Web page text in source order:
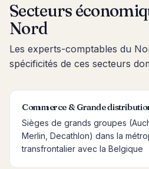
Secteurs
Nord
Les experts-comptables du
spécificités de ces secteurs
Commerce & Grande
Sièges de grands groupes
Merlin, Decathlon) dans la
transfrontalier avec la Belgique